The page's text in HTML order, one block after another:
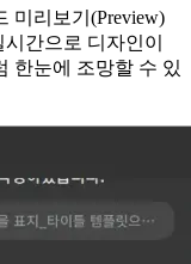
미리보기(Preview)
간으로 디자인이
한눈에 조망할 수 있